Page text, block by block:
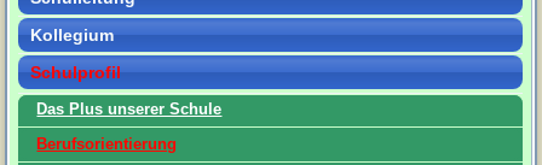
Kollegium
Schulprofil
Das Plus unserer Schule
Berufsorientierung